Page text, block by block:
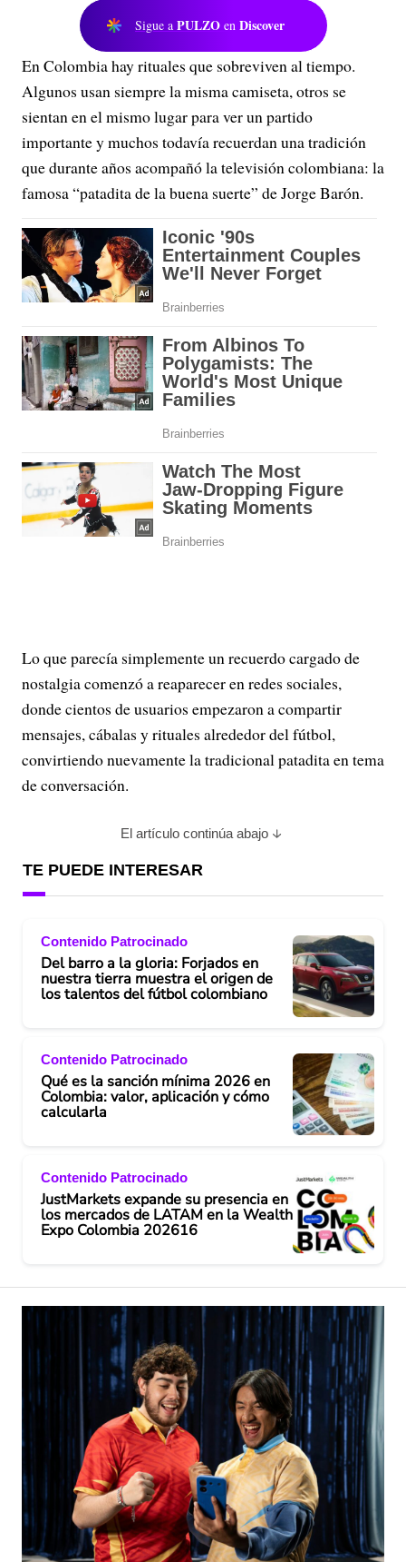
Sigue a PULZO en Discover
En Colombia hay rituales que sobreviven al tiempo.
Algunos usan siempre la misma camiseta, otros se
sientan en el mismo lugar para ver un partido
importante y muchos todavía recuerdan una tradición
que durante años acompañó la televisión colombiana: la
famosa “patadita de la buena suerte” de Jorge Barón.
Lo que parecía simplemente un recuerdo cargado de
nostalgia comenzó a reaparecer en redes sociales,
donde cientos de usuarios empezaron a compartir
mensajes, cábalas y rituales alrededor del fútbol,
convirtiendo nuevamente la tradicional patadita en tema
de conversación.
El artículo continúa abajo
TE PUEDE INTERESAR
Contenido Patrocinado
Del barro a la gloria: Forjados en
nuestra tierra muestra el origen de
los talentos del fútbol colombiano
Contenido Patrocinado
Qué es la sanción mínima 2026 en
Colombia: valor, aplicación y cómo
calcularla
Contenido Patrocinado
JustMarkets expande su presencia en
los mercados de LATAM en la Wealth
Expo Colombia 202616